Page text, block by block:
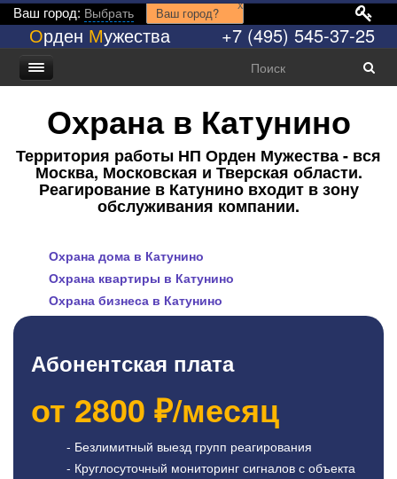
Ваш город: Выбрать Ваш город?
x
Орден Мужества +7 (495) 545-37-25
Охрана в Катунино
Территория работы НП Орден Мужества - вся
Москва, Московская и Тверская области.
Реагирование в Катунино входит в зону
обслуживания компании.
Охрана дома в Катунино
Охрана квартиры в Катунино
Охрана бизнеса в Катунино
Абонентская плата
от 2800 ₽/месяц
- Безлимитный выезд групп реагирования
- Круглосуточный мониторинг сигналов с объекта